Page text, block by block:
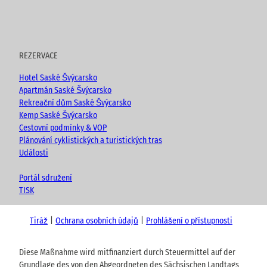
REZERVACE
Hotel Saské Švýcarsko
Apartmán Saské Švýcarsko
Rekreační dům Saské Švýcarsko
Kemp Saské Švýcarsko
Cestovní podmínky & VOP
Plánování cyklistických a turistických tras
Události
Portál sdružení
TISK
Tiráž Ochrana osobních údajů Prohlášení o přístupnosti
Diese Maßnahme wird mitfinanziert durch Steuermittel auf der
Grundlage des von den Abgeordneten des Sächsischen Landtags